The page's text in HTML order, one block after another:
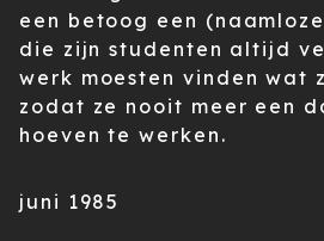
een betoog een
die zijn studenten altijd
werk moesten vinden wat
zodat ze nooit meer een
hoeven te werken.
juni 1985